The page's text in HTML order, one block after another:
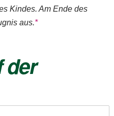
Kindes. Am Ende des
aus.*
der